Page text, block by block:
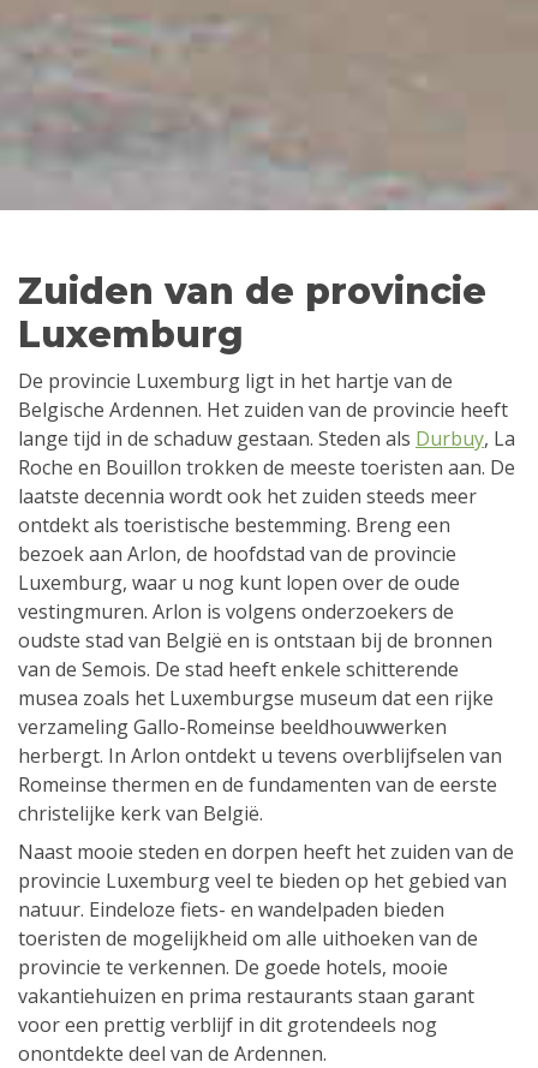
Zuiden van de provincie
Luxemburg
De provincie Luxemburg ligt in het hartje van de
Belgische Ardennen. Het zuiden van de provincie heeft
lange tijd in de schaduw gestaan. Steden als Durbuy, La
Roche en Bouillon trokken de meeste toeristen aan. De
laatste decennia wordt ook het zuiden steeds meer
ontdekt als toeristische bestemming. Breng een
bezoek aan Arlon, de hoofdstad van de provincie
Luxemburg, waar u nog kunt lopen over de oude
vestingmuren. Arlon is volgens onderzoekers de
oudste stad van België en is ontstaan bij de bronnen
van de Semois. De stad heeft enkele schitterende
musea zoals het Luxemburgse museum dat een rijke
verzameling Gallo-Romeinse beeldhouwwerken
herbergt. In Arlon ontdekt u tevens overblijfselen van
Romeinse thermen en de fundamenten van de eerste
christelijke kerk van België.
Naast mooie steden en dorpen heeft het zuiden van de
provincie Luxemburg veel te bieden op het gebied van
natuur. Eindeloze fiets- en wandelpaden bieden
toeristen de mogelijkheid om alle uithoeken van de
provincie te verkennen. De goede hotels, mooie
vakantiehuizen en prima restaurants staan garant
voor een prettig verblijf in dit grotendeels nog
onontdekte deel van de Ardennen.